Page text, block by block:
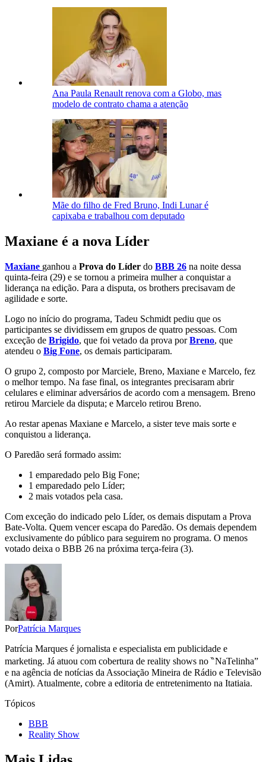
Ana Paula Renault renova com a Globo, mas
modelo de contrato chama a atenção
Mãe do filho de Fred Bruno, Indi Lunar é
capixaba e trabalhou com deputado
Maxiane é a nova Líder
Maxiane ganhou a Prova do Líder do BBB 26 na noite dessa
quinta-feira (29) e se tornou a primeira mulher a conquistar a
liderança na edição. Para a disputa, os brothers precisavam de
agilidade e sorte.
Logo no início do programa, Tadeu Schmidt pediu que os
participantes se dividissem em grupos de quatro pessoas. Com
exceção de Brigido, que foi vetado da prova porBreno, que
atendeu o Big Fone, os demais participaram.
O grupo 2, composto por Marciele, Breno, Maxiane e Marcelo, fez
o melhor tempo. Na fase final, os integrantes precisaram abrir
celulares e eliminar adversários de acordo com a mensagem. Breno
retirou Marciele da disputa; e Marcelo retirou Breno.
Ao restar apenas Maxiane e Marcelo, a sister teve mais sorte e
conquistou a liderança.
O Paredão será formado assim:
1 emparedado pelo Big Fone;
1 emparedado pelo Líder;
2 mais votados pela casa.
Com exceção do indicado pelo Líder, os demais disputam a Prova
Bate-Volta. Quem vencer escapa do Paredão. Os demais dependem
exclusivamente do público para seguirem no programa. O menos
votado deixa o BBB 26 na próxima terça-feira (3).
PorPatrícia Marques
Patrícia Marques é jornalista e especialista em publicidade e
marketing. Já atuou com cobertura de reality shows no ‶NaTelinha”
e na agência de notícias da Associação Mineira de Rádio e Televisão
(Amirt). Atualmente, cobre a editoria de entretenimento na Itatiaia.
Tópicos
BBB
Reality Show